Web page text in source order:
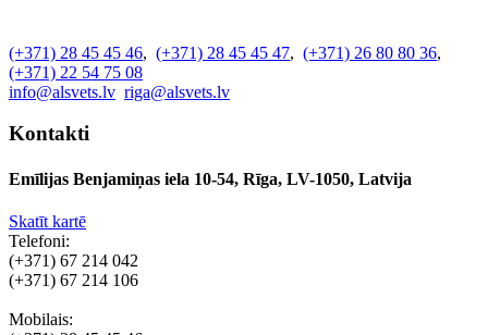
(+371) 28 45 45 46, (+371) 28 45 45 47, (+371) 26 80 80 36,
(+371) 22 54 75 08
info@alsvets.lv riga@alsvets.lv
Kontakti
Emīlijas Benjamiņas iela 10-54, Rīga, LV-1050, Latvija
Skatīt kartē
Telefoni:
(+371) 67 214 042
(+371) 67 214 106
Mobilais: